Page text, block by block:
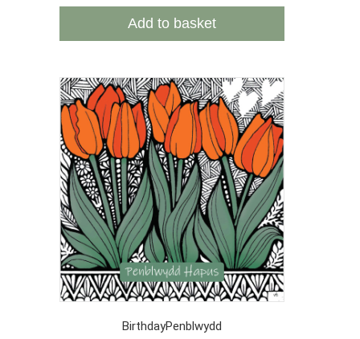
Add to basket
BirthdayPenblwydd